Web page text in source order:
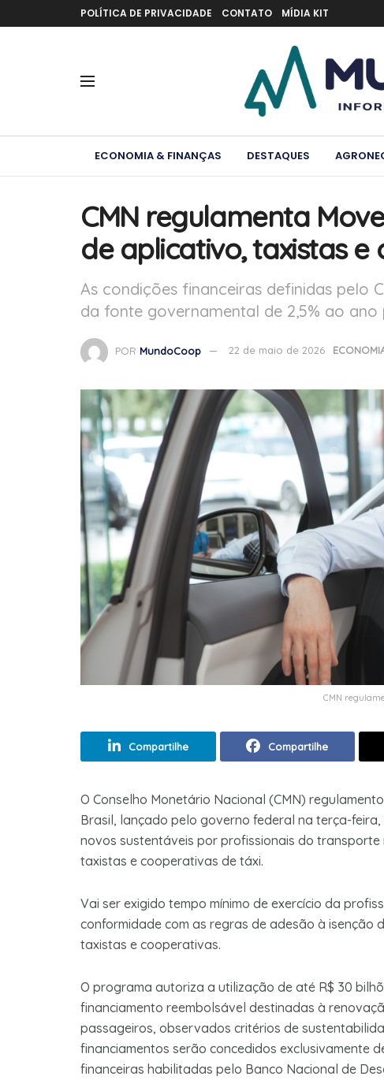
POLÍTICA DE PRIVACIDADE CONTATO MÍDIA KIT
ECONOMIA & FINANÇAS DESTAQUES
CMN regulamenta
de aplicativo, taxistas e
As condições financeiras definidas pelo
da fonte governamental de 2,5% ao
POR MundoCoop 22 de maio de 2026
CMN
Compartilhe Compartilhe
O Conselho Monetário Nacional (CMN)
Brasil, lançado pelo governo federal na terça-
novos sustentáveis por profissionais do
taxistas e cooperativas de táxi.
Vai ser exigido tempo mínimo de exercício da
conformidade com as regras de adesão à isenção
taxistas e cooperativas.
O programa autoriza a utilização de até R$ 30
financiamento reembolsável destinadas à
passageiros, observados critérios de
financiamentos serão concedidos exclusivamente
financeiras habilitadas pelo Banco Nacional de